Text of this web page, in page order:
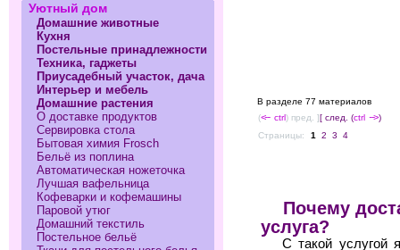
В разделе 77 материалов
(<-- ctrl) пред. ][ след. (ctrl --> )
Страницы:
1 2 3 4
Почему
услуга?
С такой услугой
Уютный дом
Домашние животные
Кухня
Постельные принадлежности
Техника, гаджеты
Приусадебный участок, дача
Интерьер и мебель
Домашние растения
О доставке продуктов
Сервировка стола
Бытовая химия Frosch
Бельё из поплина
Автоматическая ножеточка
Лучшая вафельница
Кофеварки и кофемашины
Паровой утюг
Домашний текстиль
Постельное бельё